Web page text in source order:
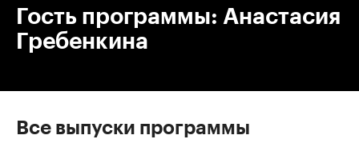
Гость программы: Анастасия
Гребенкина
Все выпуски программы